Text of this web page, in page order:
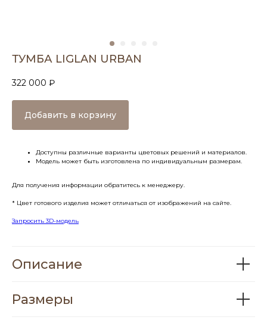
ТУМБА LIGLAN URBAN
322 000 ₽
Добавить в корзину
Доступны различные варианты цветовых решений и материалов.
Модель может быть изготовлена по индивидуальным размерам.
Для получения информации обратитесь к менеджеру.
* Цвет готового изделия может отличаться от изображений на сайте.
Запросить 3D-модель
Описание
Размеры
My Barli® - участник Ассоциации